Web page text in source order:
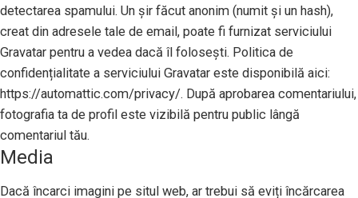
detectarea spamului. Un șir făcut anonim (numit și un hash),
creat din adresele tale de email, poate fi furnizat serviciului
Gravatar pentru a vedea dacă îl folosești. Politica de
confidențialitate a serviciului Gravatar este disponibilă aici:
https://automattic.com/privacy/. După aprobarea comentariului,
fotografia ta de profil este vizibilă pentru public lângă
comentariul tău.
Media
Dacă încarci imagini pe situl web, ar trebui să eviți încărcarea